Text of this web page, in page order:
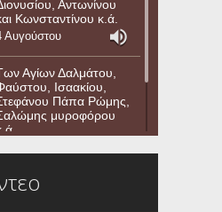
Αντωνίνου
Κωνσταντίνου κ.ά.
Αυγούστου
Αγίων Δαλμάτου,
Ισαακίου,
Πάπα Ρώμης,
μυροφόρου